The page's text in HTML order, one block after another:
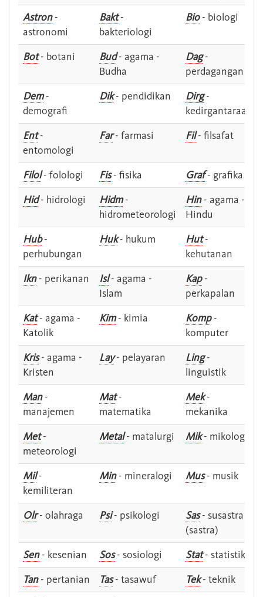
Astron-
astronomi
Bakt-
bakteriologi
Bio- biologi
Bot- botani Bud- agama -
Budha
Dag-
perdagangan
Dem-
demografi
Dik- pendidikan Dirg-
kedirgantaraan
Ent-
entomologi
Far- farmasi Fil- filsafat
Filol- folologi Fis- fisika Graf- grafika
Hid- hidrologi Hidm-
hidrometeorologi
Hin- agama -
Hindu
Hub-
perhubungan
Huk- hukum Hut-
kehutanan
Ikn- perikanan Isl- agama -
Islam
Kap-
perkapalan
Kat- agama -
Katolik
Kim- kimia Komp-
komputer
Kris- agama -
Kristen
Lay- pelayaran Ling-
linguistik
Man-
manajemen
Mat-
matematika
Mek-
mekanika
Met-
meteorologi
Metal- matalurgi Mik- mikologi
Mil-
kemiliteran
Min- mineralogi Mus- musik
Olr- olahraga Psi- psikologi Sas- susastra -
(sastra)
Sen- kesenian Sos- sosiologi Stat- statistik
Tan- pertanian Tas- tasawuf Tek- teknik